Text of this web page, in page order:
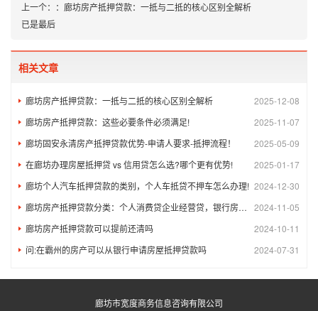
上一个： ： 廊坊房产抵押贷款：一抵与二抵的核心区别全解析
已是最后
相关文章
2025-12-08
廊坊房产抵押贷款：一抵与二抵的核心区别全解析
2025-11-07
廊坊房产抵押贷款：这些必要条件必须满足!​
2025-05-09
廊坊固安永清房产抵押贷款优势-申请人要求-抵押流程！
2025-01-17
在廊坊办理房屋抵押贷 vs 信用贷怎么选?哪个更有优势!
2024-12-30
廊坊个人汽车抵押贷款的类别，个人车抵贷不押车怎么办理!
2024-11-05
廊坊房产抵押贷款分类：个人消费贷企业经营贷，银行房屋抵押-民间房屋抵押-房屋二次抵押
2024-10-11
廊坊房产抵押贷款可以提前还清吗
2024-07-31
问:在霸州的房产可以从银行申请房屋抵押贷款吗
廊坊市宽度商务信息咨询有限公司